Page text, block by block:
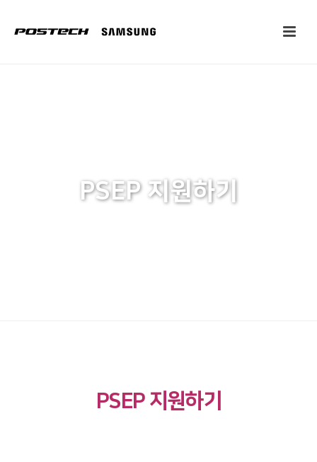
PSEP 지원하기
PSEP 지원하기